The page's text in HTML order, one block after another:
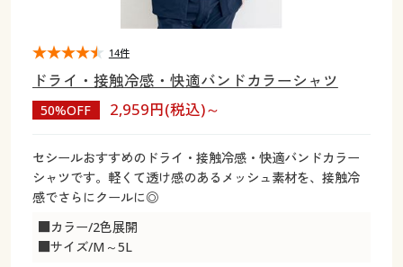
ジュニア・ティーンズ下着
大きいサイズ レディース服
大きいサイズ レディース下着
大きいサイズ メンズ
大きいサイズ 事務・制服
シークレットセール
商品カテゴリ一覧
カタログ
カタログ・チラシからのご注文
デジタルカタログ
カタログ無料プレゼント
大きいサイズ レディース下着
大きいサイズ メンズ
大きいサイズ 事務・制服
カタログ
カタログ・チラシからのご注文
カタログ無料プレゼント
会員メニュー
ドライ・接触冷感・快適バンドカラーシャツ
50%OFF 2,959円(税込)～
セシールおすすめのドライ・接触冷感・快適バンドカラー
シャツです。軽くて透け感のあるメッシュ素材を、接触冷
感でさらにクールに◎
■カラー/2色展開
■サイズ/M～5L
14件